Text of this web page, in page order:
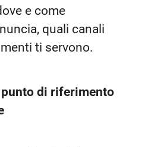
e come
quali canali
ti servono.
di riferimento